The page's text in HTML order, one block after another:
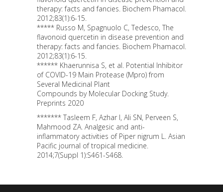
therapy: facts and fancies. Biochem Phamacol.
2012;83(1):6-15.
***** Russo M, Spagnuolo C, Tedesco, The
flavonoid quercetin in disease prevention and
therapy: facts and fancies. Biochem Phamacol.
2012;83(1):6-15.
****** Khaerunnisa S, et al. Potential Inhibitor
of COVID-19 Main Protease (Mpro) from
Several Medicinal Plant
Compounds by Molecular Docking Study.
Preprints 2020
******* Tasleem F, Azhar I, Ali SN, Perveen S,
Mahmood ZA. Analgesic and anti-
inflammatory activities of Piper nigrum L. Asian
Pacific journal of tropical medicine.
2014;7(Suppl 1):S461-S468.